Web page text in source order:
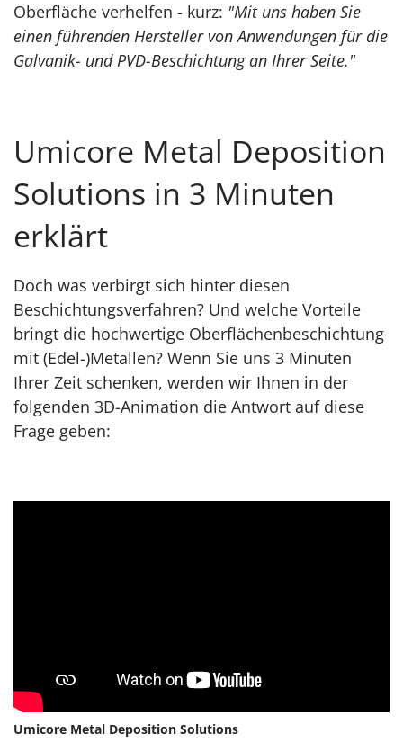
Oberfläche verhelfen - kurz: "Mit uns haben Sie
einen führenden Hersteller von Anwendungen für die
Galvanik- und PVD-Beschichtung an Ihrer Seite."
Umicore Metal Deposition
Solutions in 3 Minuten
erklärt
Doch was verbirgt sich hinter diesen
Beschichtungsverfahren? Und welche Vorteile
bringt die hochwertige Oberflächenbeschichtung
mit (Edel-)Metallen? Wenn Sie uns 3 Minuten
Ihrer Zeit schenken, werden wir Ihnen in der
folgenden 3D-Animation die Antwort auf diese
Frage geben:
Umicore Metal Deposition Solutions